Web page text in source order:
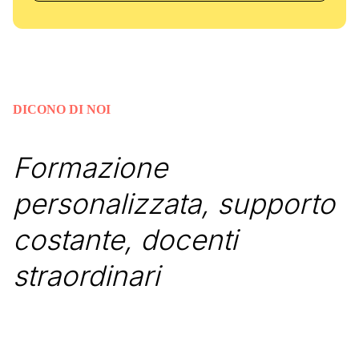
DICONO DI NOI
Formazione
personalizzata, supporto
costante, docenti
straordinari